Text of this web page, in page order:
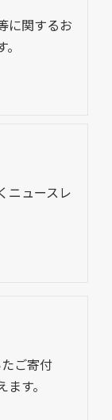
に関するお
ニュースレ
ご寄付
す。